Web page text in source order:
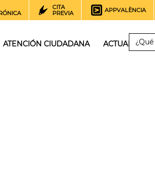
CITA
PREVIA
APPVALÈNCIA
ATENCIÓN CIUDADANA ACTUALIDAD